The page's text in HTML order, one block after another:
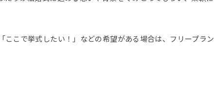
こで挙式したい！」などの希望がある場合は、フリープラン